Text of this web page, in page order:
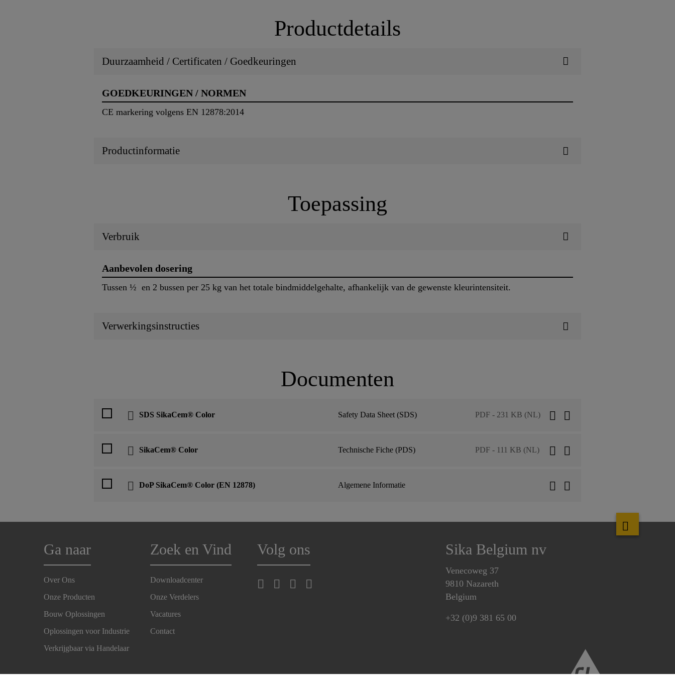
Productdetails
Duurzaamheid / Certificaten / Goedkeuringen
GOEDKEURINGEN / NORMEN
CE markering volgens EN 12878:2014
Productinformatie
Toepassing
Verbruik
Aanbevolen dosering
Tussen ½ en 2 bussen per 25 kg van het totale bindmiddelgehalte, afhankelijk van de gewenste kleurintensiteit.
Verwerkingsinstructies
Documenten
SDS SikaCem® Color Safety Data Sheet (SDS) PDF - 231 KB (NL)
SikaCem® Color Technische Fiche (PDS) PDF - 111 KB (NL)
DoP SikaCem® Color (EN 12878) Algemene Informatie
Ga naar
Over Ons
Onze Producten
Bouw Oplossingen
Oplossingen voor Industrie
Verkrijgbaar via Handelaar
Zoek en Vind
Downloadcenter
Onze Verdelers
Vacatures
Contact
Volg ons Sika Belgium nv
Venecoweg 37
9810 Nazareth
Belgium
+32 (0)9 381 65 00